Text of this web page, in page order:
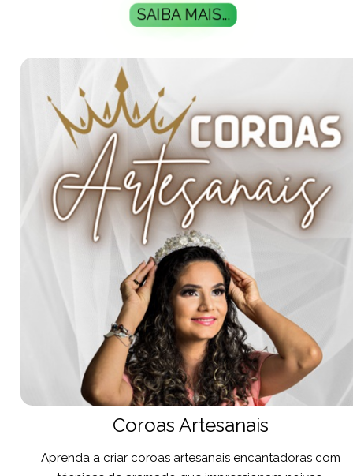
SAIBA MAIS...
Coroas Artesanais
Aprenda a criar coroas artesanais encantadoras com